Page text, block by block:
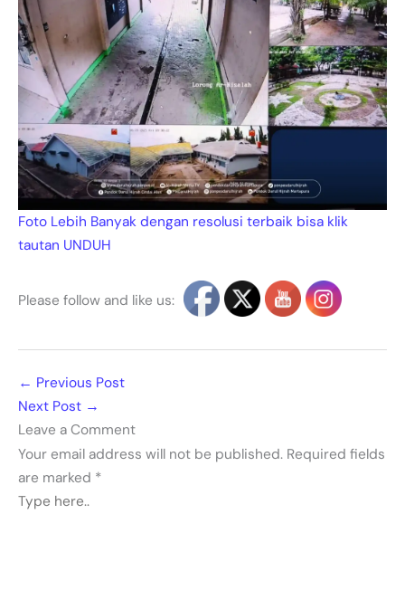
Foto Lebih Banyak dengan resolusi terbaik bisa klik
tautan UNDUH
Please follow and like us:
← Previous Post
Next Post →
Leave a Comment
Your email address will not be published. Required fields
are marked *